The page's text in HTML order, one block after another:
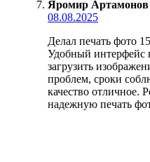
Яромир Артамонов
08.08.2025
Делал печать фото
Удобный интерфейс
загрузить
проблем, сроки
качество отличное.
надежную печать